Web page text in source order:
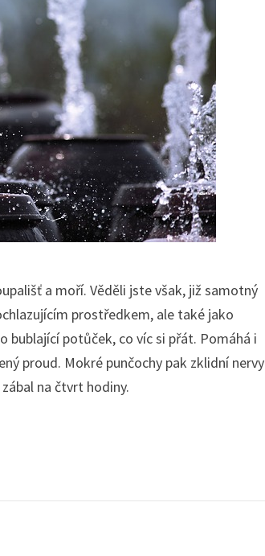
a moří. Věděli jste však, již samotný
prostředkem, ale také jako
bublající potůček, co víc si přát. Pomáhá i
proud. Mokré punčochy pak zklidní nervy
na čtvrt hodiny.